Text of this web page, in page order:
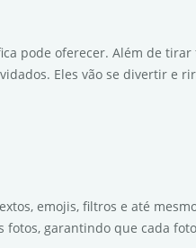
pode oferecer. Além de
Eles vão se divertir e
emojis, filtros e até
garantindo que cada